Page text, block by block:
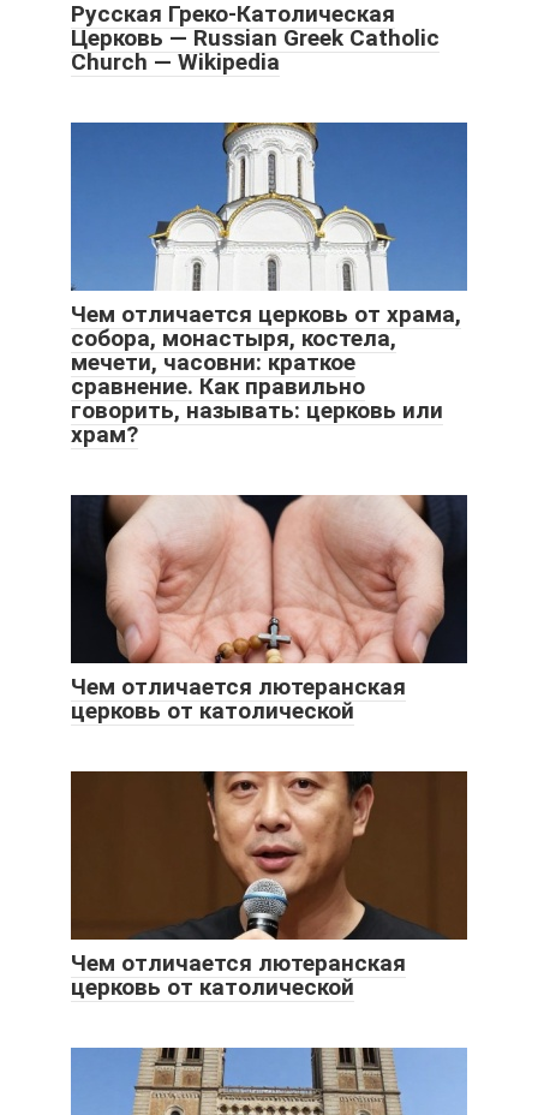
Русская Греко-Католическая
Церковь — Russian Greek Catholic
Church — Wikipedia
Чем отличается церковь от храма,
собора, монастыря, костела,
мечети, часовни: краткое
сравнение. Как правильно
говорить, называть: церковь или
храм?
Чем отличается лютеранская
церковь от католической
Чем отличается лютеранская
церковь от католической